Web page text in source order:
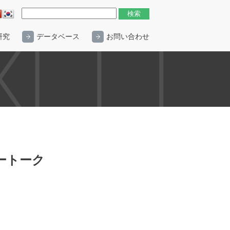
究 データベース お問い合わせ
トーク